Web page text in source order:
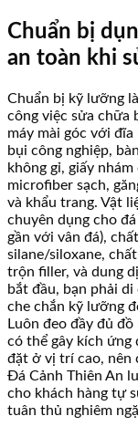
Chuẩn bị
an toàn khi
Chuẩn bị kỹ lưỡng
công việc sửa chữa
máy mài góc với
bụi công nghiệp,
không gỉ, giấy
microfiber sạch,
và khẩu trang. Vật
chuyên dụng cho
gần với vân đá),
silane/siloxane,
trộn filler, và dung
bắt đầu, bạn phải
che chắn kỹ lưỡng
Luôn đeo đầy đủ
có thể gây kích ứng
đặt ở vị trí cao, nên
Đá Cảnh Thiên An
cho khách hàng tự
tuân thủ nghiêm